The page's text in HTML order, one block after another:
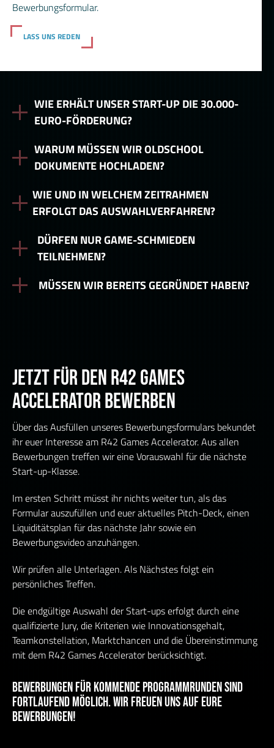
Bewerbungsformular.
LASS UNS REDEN
WIE ERHÄLT UNSER START-UP DIE 30.000-
EURO-FÖRDERUNG?
WARUM MÜSSEN WIR OLDSCHOOL
DOKUMENTE HOCHLADEN?
WIE UND IN WELCHEM ZEITRAHMEN
ERFOLGT DAS AUSWAHLVERFAHREN?
DÜRFEN NUR GAME-SCHMIEDEN
TEILNEHMEN?
MÜSSEN WIR BEREITS GEGRÜNDET HABEN?
JETZT FÜR DEN R42 GAMES
ACCELERATOR BEWERBEN
Über das Ausfüllen unseres Bewerbungsformulars bekundet
ihr euer Interesse am R42 Games Accelerator. Aus allen
Bewerbungen treffen wir eine Vorauswahl für die nächste
Start-up-Klasse.
Im ersten Schritt müsst ihr nichts weiter tun, als das
Formular auszufüllen und euer aktuelles Pitch-Deck, einen
Liquiditätsplan für das nächste Jahr sowie ein
Bewerbungsvideo anzuhängen.
Wir prüfen alle Unterlagen. Als Nächstes folgt ein
persönliches Treffen.
Die endgültige Auswahl der Start-ups erfolgt durch eine
qualifizierte Jury, die Kriterien wie Innovationsgehalt,
Teamkonstellation, Marktchancen und die Übereinstimmung
mit dem R42 Games Accelerator berücksichtigt.
BEWERBUNGEN FÜR KOMMENDE PROGRAMMRUNDEN SIND
FORTLAUFEND MÖGLICH. WIR FREUEN UNS AUF EURE
BEWERBUNGEN!